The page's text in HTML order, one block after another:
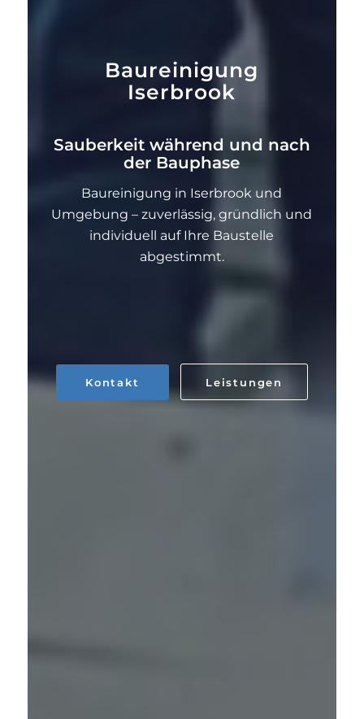
Baureinigung
Iserbrook
Sauberkeit während und nach
der Bauphase
Baureinigung in Iserbrook und
Umgebung – zuverlässig, gründlich und
individuell auf Ihre Baustelle
abgestimmt.
Kontakt Leistungen